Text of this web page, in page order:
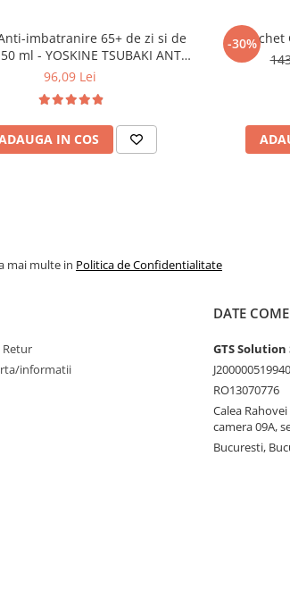
imbatranire 65+ de zi si de
ml - YOSKINE TSUBAKI ANTI-
AGE
96,09 Lei
IN COS
-30%Pachet
mai multe in Politica de Confidentialitate
Retur
informatii
DATE
GTS Solution
RO13070776
Calea
camera 09A,
Bucuresti,